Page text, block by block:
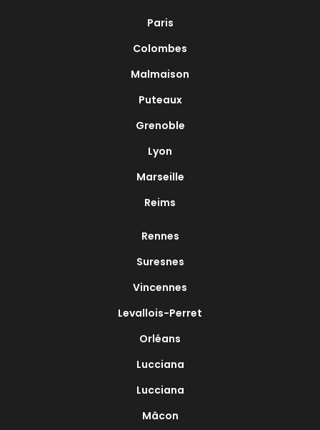
Paris
Colombes
Malmaison
Puteaux
Grenoble
Lyon
Marseille
Reims
Rennes
Suresnes
Vincennes
Levallois-Perret
Orléans
Lucciana
Lucciana
Mâcon